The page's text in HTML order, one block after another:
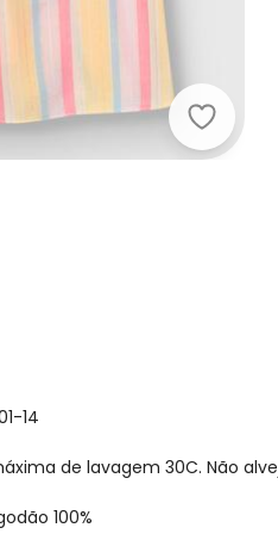
14
de lavagem 30C. Não
100%